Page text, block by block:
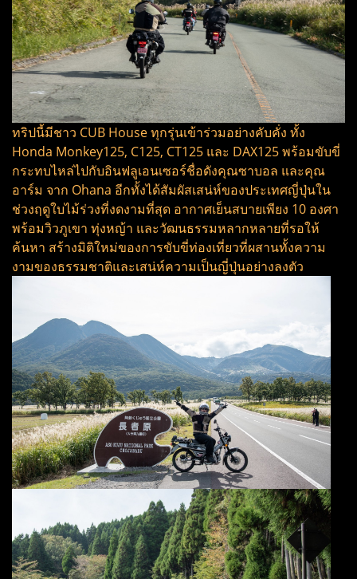
ทริปนี้มีชาว CUB House ทุกรุ่นเข้าร่วมอย่างคับคั่ง ทั้ง
Honda Monkey125, C125, CT125 และ DAX125 พร้อมขับขี่
กระทบไหล่ไปกับอินฟลูเอนเซอร์ชื่อดังคุณซาบอล และคุณ
อาร์ม จาก Ohana อีกทั้งได้สัมผัสเสน่ห์ของประเทศญี่ปุ่นใน
ช่วงฤดูใบไม้ร่วงที่งดงามที่สุด อากาศเย็นสบายเพียง 10 องศา
พร้อมวิวภูเขา ทุ่งหญ้า และวัฒนธรรมหลากหลายที่รอให้
ค้นหา สร้างมิติใหม่ของการขับขี่ท่องเที่ยวที่ผสานทั้งความ
งามของธรรมชาติและเสน่ห์ความเป็นญี่ปุ่นอย่างลงตัว